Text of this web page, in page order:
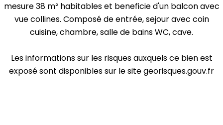
mesure 38 m² habitables et beneficie d'un balcon avec
vue collines. Composé de entrée, sejour avec coin
cuisine, chambre, salle de bains WC, cave.
Les informations sur les risques auxquels ce bien est
exposé sont disponibles sur le site georisques.gouv.fr